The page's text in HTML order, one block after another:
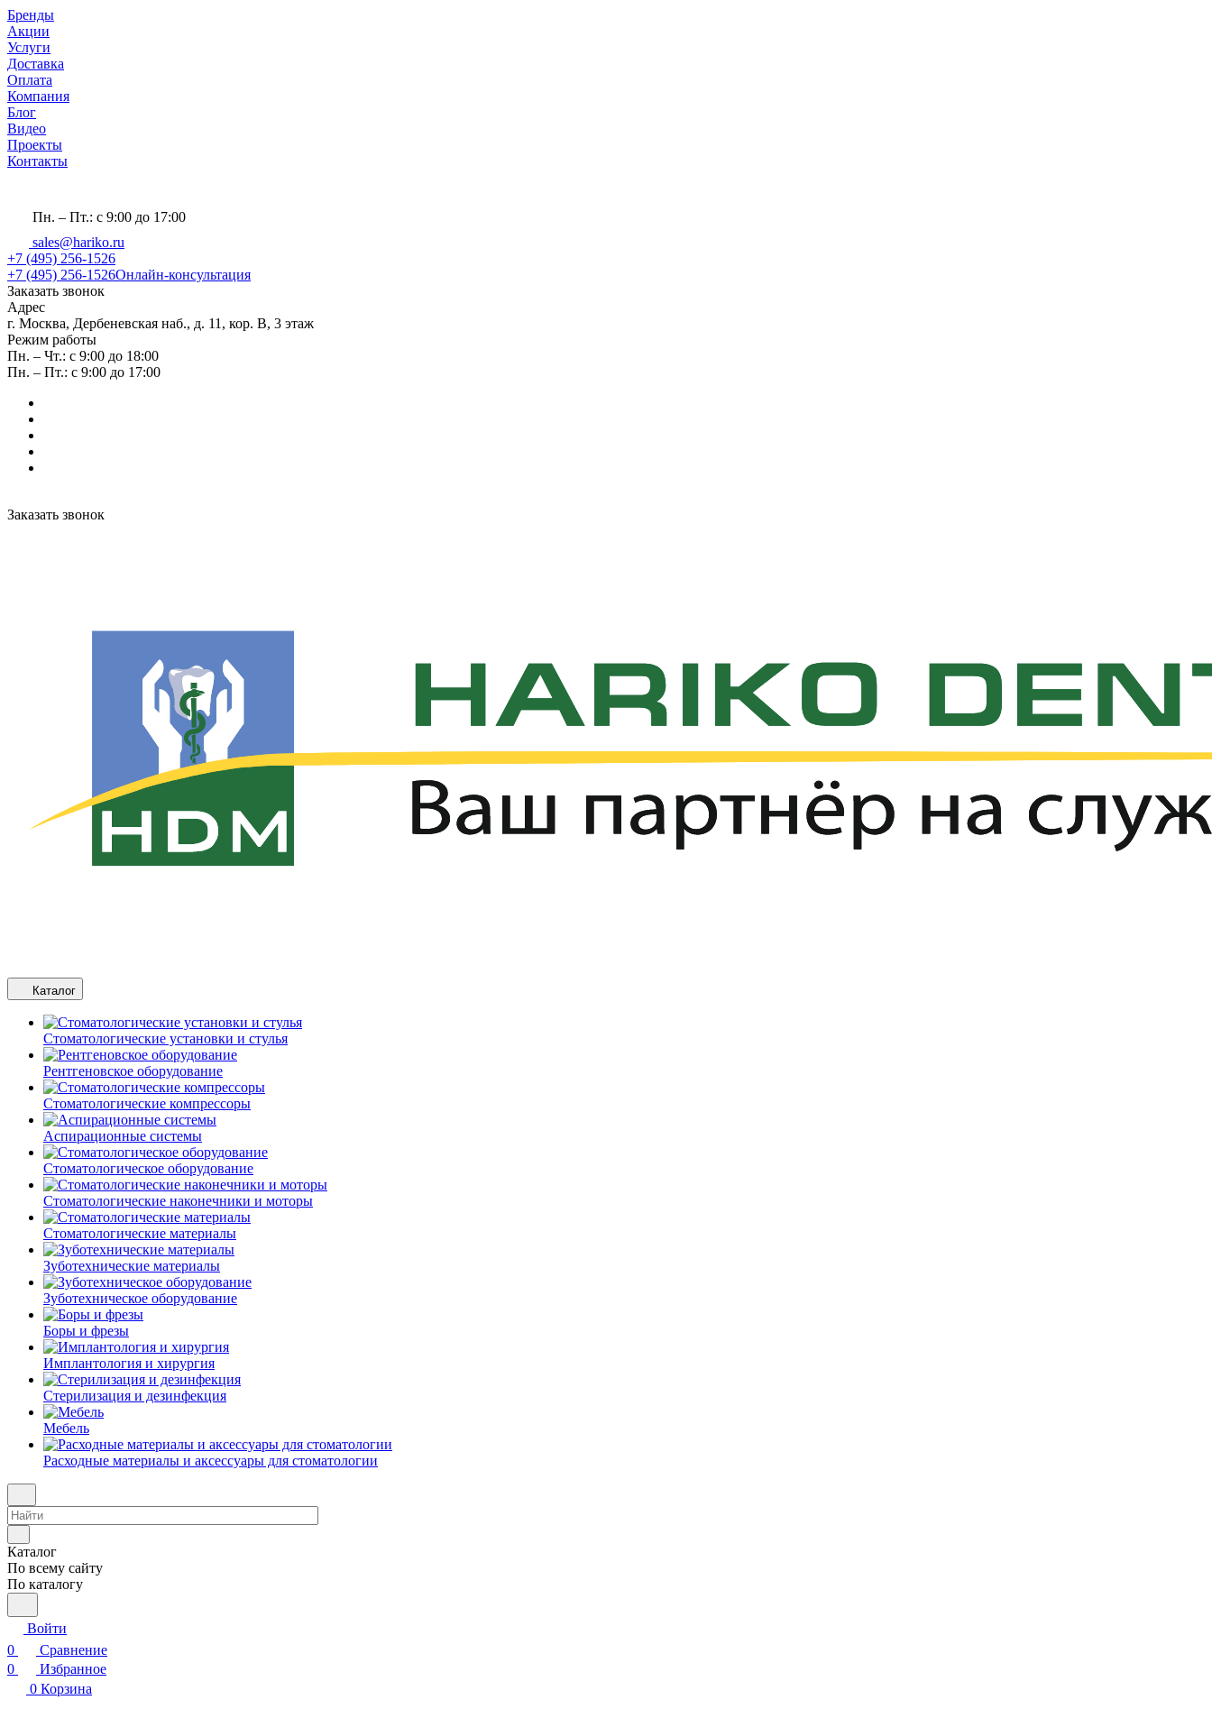
Бренды
Акции
Услуги
Доставка
Оплата
Компания
Блог
Видео
Проекты
Контакты
Пн. – Пт.: с 9:00 до 17:00
sales@hariko.ru
+7 (495) 256-1526
+7 (495) 256-1526Онлайн-консультация
Заказать звонок
Адрес
г. Москва, Дербеневская наб., д. 11, кор. В, 3 этаж
Режим работы
Пн. – Чт.: с 9:00 до 18:00
Пн. – Пт.: с 9:00 до 17:00
Заказать звонок
Каталог
Стоматологические установки и стулья
Рентгеновское оборудование
Стоматологические компрессоры
Аспирационные системы
Стоматологическое оборудование
Стоматологические наконечники и моторы
Стоматологические материалы
Зуботехнические материалы
Зуботехническое оборудование
Боры и фрезы
Имплантология и хирургия
Стерилизация и дезинфекция
Мебель
Расходные материалы и аксессуары для стоматологии
Каталог
По всему сайту
По каталогу
Войти
0
Сравнение
0
Избранное
0 Корзина